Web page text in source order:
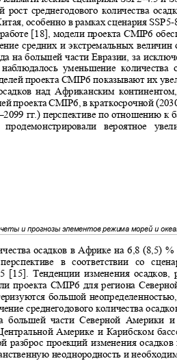
рост среднегодового количества
особенно в рамках сценария SSP5-
[18], модели проекта CMIP6
средних и экстремальных
на большей части Евразии, за
уменьшение количества
проектаCMIP6 показывают их
над Африканским
проектаCMIP6, в краткосрочной
гг.) перспективе по отношению к
вероятное
и прогнозы элементов режима морей и
осадков в Африке на 6,8 (8,5)
перспективе в соответствии со
[15]. Тенденции изменения
проекта CMIP6 для региона
большой
среднегодового количества
большей части Северной
Америке и Карибском
разброс проекций изменения
неоднородность и